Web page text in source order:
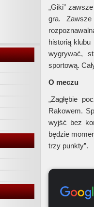
„Giki”
gra.
historią
wygrywać,
sportową.
O meczu
„Zagłębie
Rakowem.
wyjść bez
będzie
trzy punkty”.